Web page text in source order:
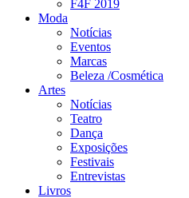
F4F 2019
Moda
Notícias
Eventos
Marcas
Beleza /Cosmética
Artes
Notícias
Teatro
Dança
Exposições
Festivais
Entrevistas
Livros